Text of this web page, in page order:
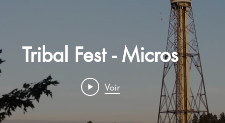
Tribal Fest - Micros
Voir